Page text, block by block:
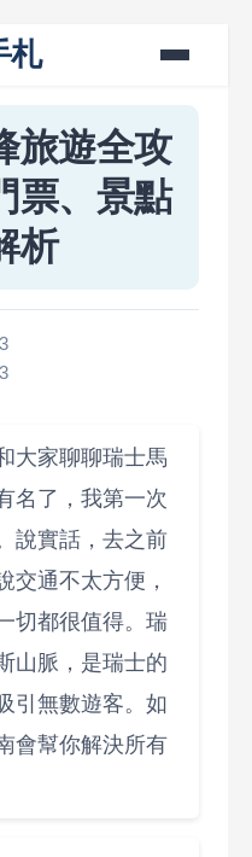
札
旅遊全攻
票、景點
析
大家聊聊瑞士馬
名了，我第一次
說實話，去之前
交通不太方便，
切都很值得。瑞
山脈，是瑞士的
引無數遊客。如
會幫你解決所有